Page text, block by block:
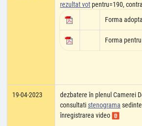
rezultat vot pentru=190,
Forma
Forma
19-04-2023
dezbatere în plenul Camerei
consultatistenograma
înregistrarea video